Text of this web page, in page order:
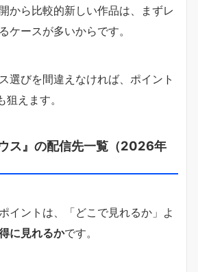
から比較的新しい作品は、まずレ
ケースが多いからです。
選びを間違えなければ、ポイント
狙えます。
ス』の配信先一覧（2026年
イントは、「どこで見れるか」よ
に見れるかです。